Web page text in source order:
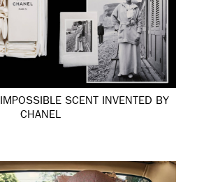
SCENT INVENTED BY
CHANEL